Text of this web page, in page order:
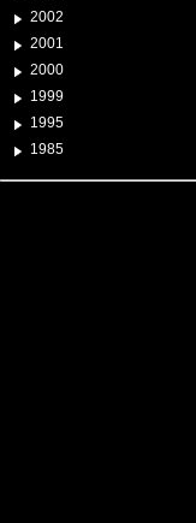
2002
2001
2000
1999
1995
1985